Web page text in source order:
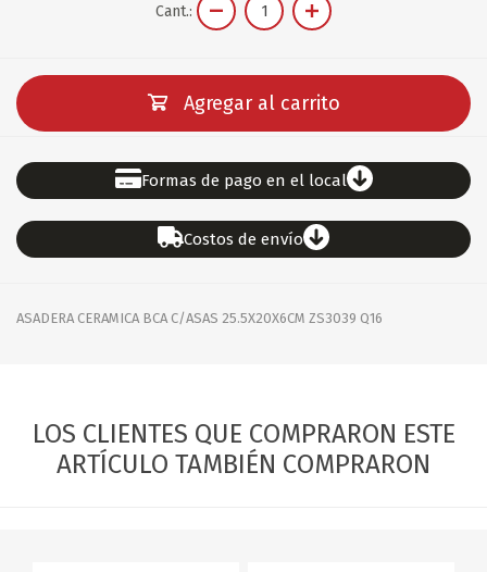
Cant.:
Agregar al carrito
Formas de pago en el local
Costos de envío
ASADERA CERAMICA BCA C/ASAS 25.5X20X6CM ZS3039 Q16
LOS CLIENTES QUE COMPRARON ESTE
ARTÍCULO TAMBIÉN COMPRARON